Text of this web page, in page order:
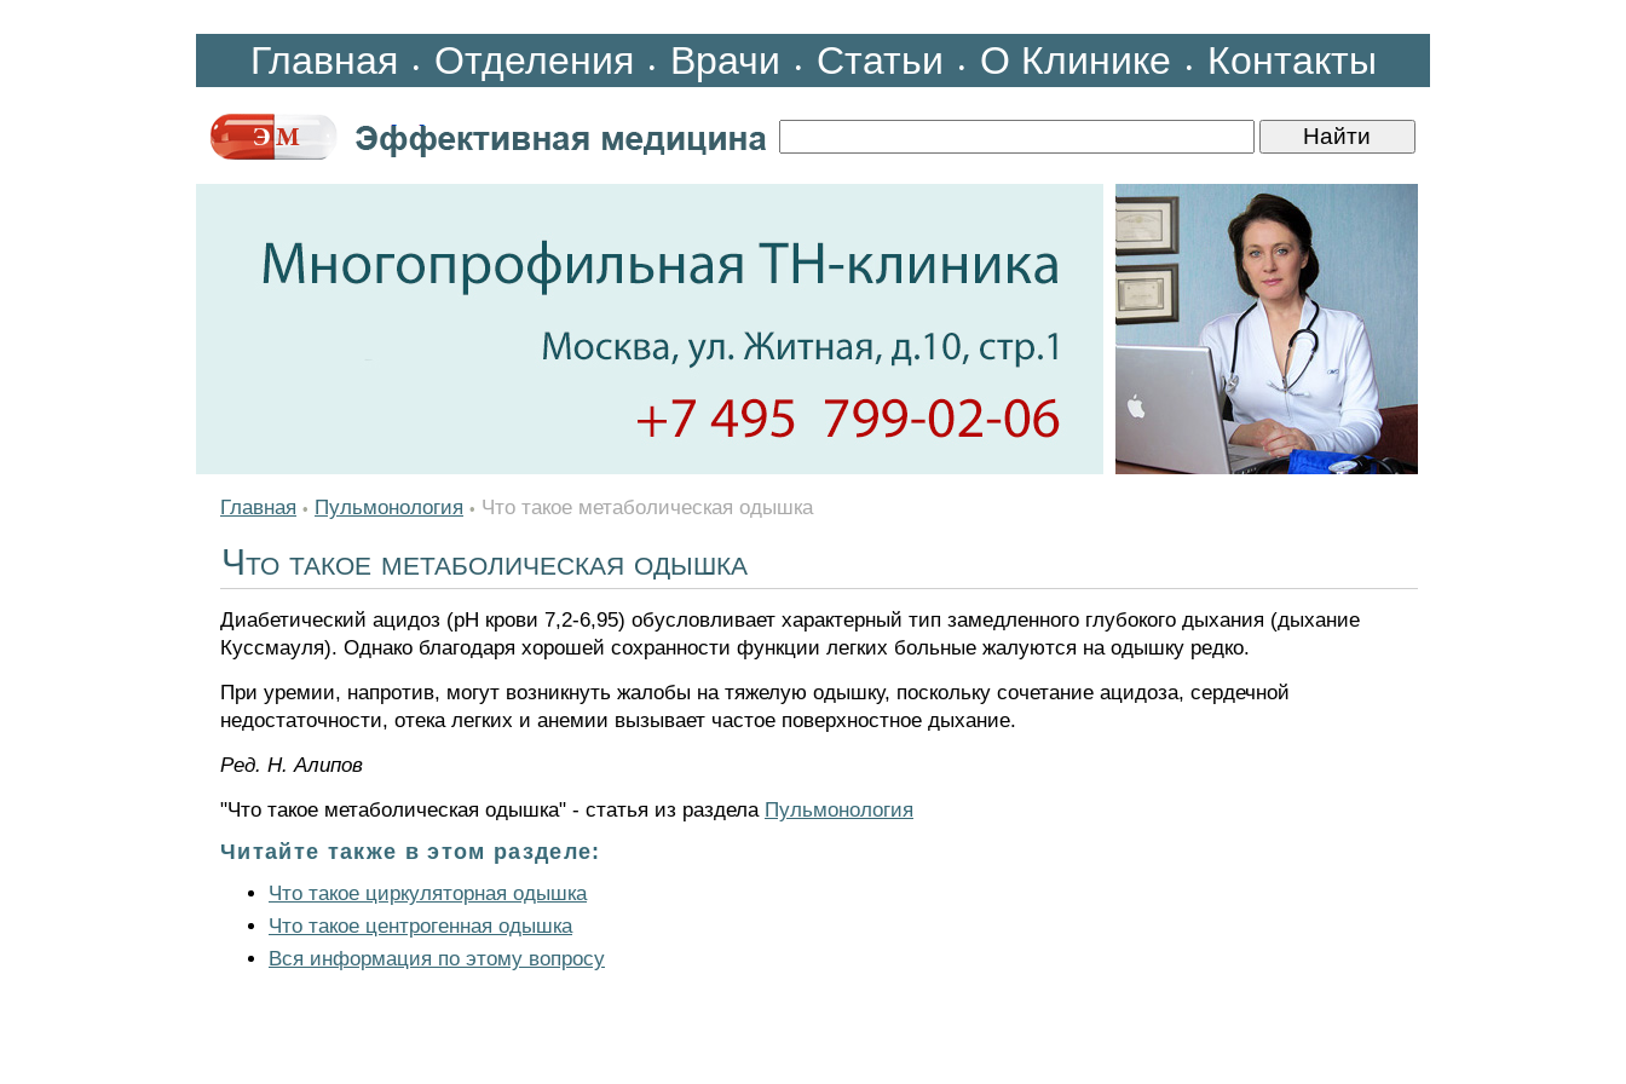
Главная • Отделения • Врачи • Статьи • О Клинике • Контакты
Главная • Пульмонология • Что такое метаболическая одышка
Что такое метаболическая одышка
Диабетический ацидоз (рН крови 7,2-6,95) обусловливает характерный тип замедленного глубокого дыхания (дыхание
Куссмауля). Однако благодаря хорошей сохранности функции легких больные жалуются на одышку редко.
При уремии, напротив, могут возникнуть жалобы на тяжелую одышку, поскольку сочетание ацидоза, сердечной
недостаточности, отека легких и анемии вызывает частое поверхностное дыхание.
Ред. Н. Алипов
"Что такое метаболическая одышка" - статья из раздела Пульмонология
Читайте также в этом разделе:
Что такое циркуляторная одышка
Что такое центрогенная одышка
Вся информация по этому вопросу